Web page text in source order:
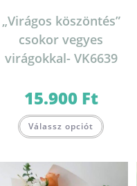
„Virágos köszöntés”
csokor vegyes
virágokkal- VK6639
15.900 Ft
Válassz opciót